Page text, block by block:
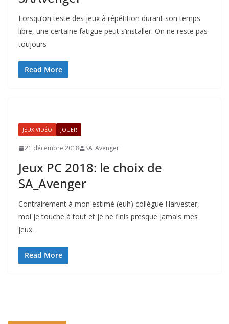
Lorsqu’on teste des jeux à répétition durant son temps
libre, une certaine fatigue peut s’installer. On ne reste pas
toujours
Read More
JEUX VIDÉO JOUER
21 décembre 2018 SA_Avenger
Jeux PC 2018: le choix de
SA_Avenger
Contrairement à mon estimé (euh) collègue Harvester,
moi je touche à tout et je ne finis presque jamais mes
jeux.
Read More